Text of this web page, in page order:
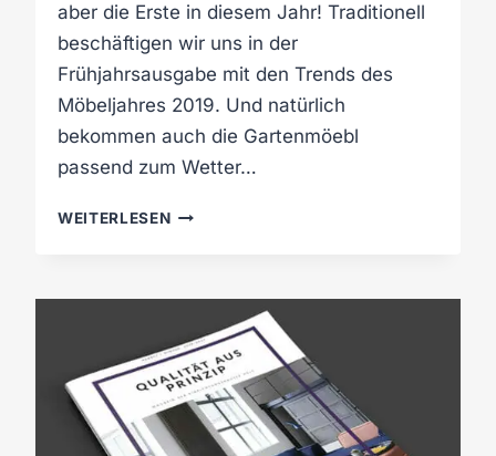
I
N
T
E
0
9
0
aber die Erste in diesem Jahr! Traditionell
beschäftigen wir uns in der
Frühjahrsausgabe mit den Trends des
Möbeljahres 2019. Und natürlich
bekommen auch die Gartenmöebl
passend zum Wetter…
WEITERLESENU
N
E
U
S